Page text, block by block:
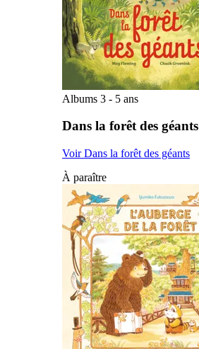
Albums 3 - 5 ans
Dans la forêt des géants
Voir Dans la forêt des géants
À paraître